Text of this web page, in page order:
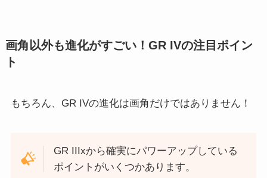
画角以外も進化がすごい！GR IVの注目ポイン
ト
もちろん、GR IVの進化は画角だけではありません！
GR IIIxから確実にパワーアップしている
ポイントがいくつかあります。